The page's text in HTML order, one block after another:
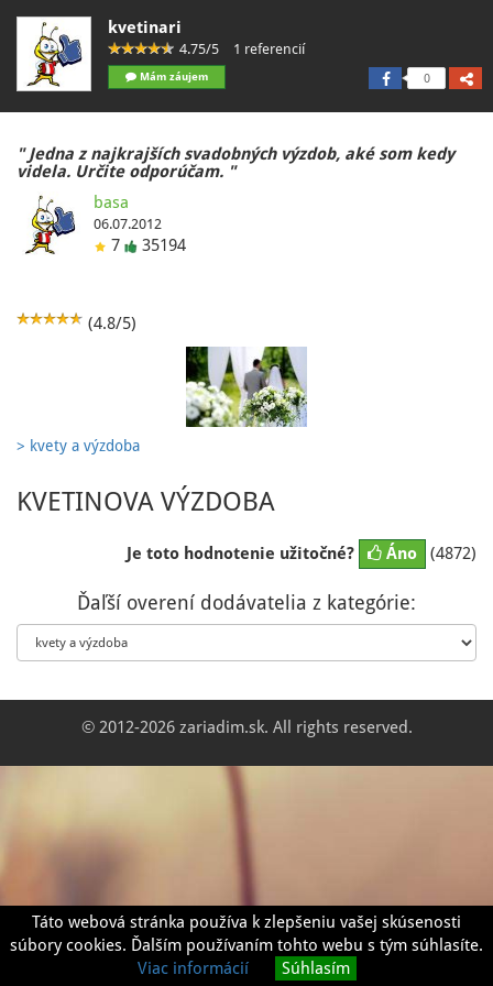
kvetinari
4.75/5 1 referencií
0
Mám záujem
" Jedna z najkrajších svadobných výzdob, aké som kedy
videla. Určite odporúčam. "
basa
06.07.2012
7 35194
(4.8/5)
> kvety a výzdoba
KVETINOVA VÝZDOBA
Je toto hodnotenie užitočné? Áno (4872)
Ďaľší overení dodávatelia z kategórie:
© 2012-2026 zariadim.sk. All rights reserved.
Táto webová stránka používa k zlepšeniu vašej skúsenosti
súbory cookies. Ďalším používaním tohto webu s tým súhlasíte.
Viac informácií
Súhlasím